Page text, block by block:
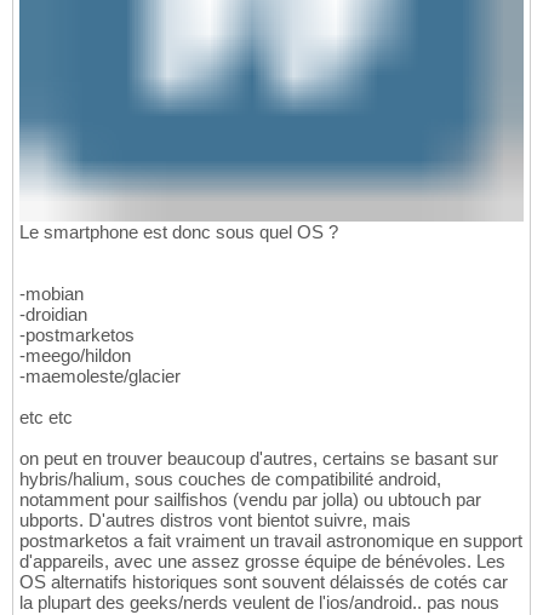
Le smartphone est donc sous quel OS ?
-mobian
-droidian
-postmarketos
-meego/hildon
-maemoleste/glacier
etc etc
on peut en trouver beaucoup d'autres, certains se basant sur
hybris/halium, sous couches de compatibilité android,
notamment pour sailfishos (vendu par jolla) ou ubtouch par
ubports. D'autres distros vont bientot suivre, mais
postmarketos a fait vraiment un travail astronomique en support
d'appareils, avec une assez grosse équipe de bénévoles. Les
OS alternatifs historiques sont souvent délaissés de cotés car
la plupart des geeks/nerds veulent de l'ios/android.. pas nous